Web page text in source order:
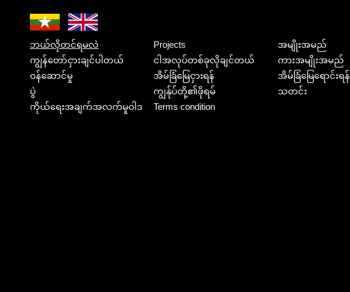
ဘယ်လိုတင်ရမလဲ Projects
အမျိုးအမည်
ကျွန်တော်ငှားချင်ပါတယ်
ငါအလုပ်တစ်ခုလိုချင်တယ်
ကားအမျိုးအမည်
ဝန်ဆောင်မှု
အိမ်ခြံမြေငှားရန်
အိမ်ခြံမြေရောင်းရန်
ပွဲ
ကျွန်ုပ်တို့၏ဖိုရမ်
သတင်း
ကိုယ်ရေးအချက်အလက်မူဝါဒ
Terms condition